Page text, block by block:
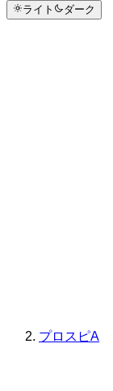
ライト ダーク
プロスピA